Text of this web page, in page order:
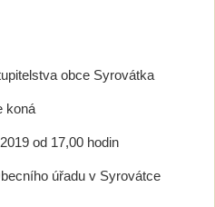
obce Syrovátka
koná
od 17,00 hodin
úřadu v Syrovátce